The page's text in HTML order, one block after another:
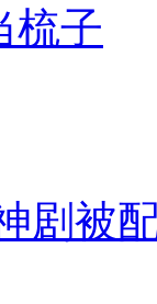
梳子
剧被